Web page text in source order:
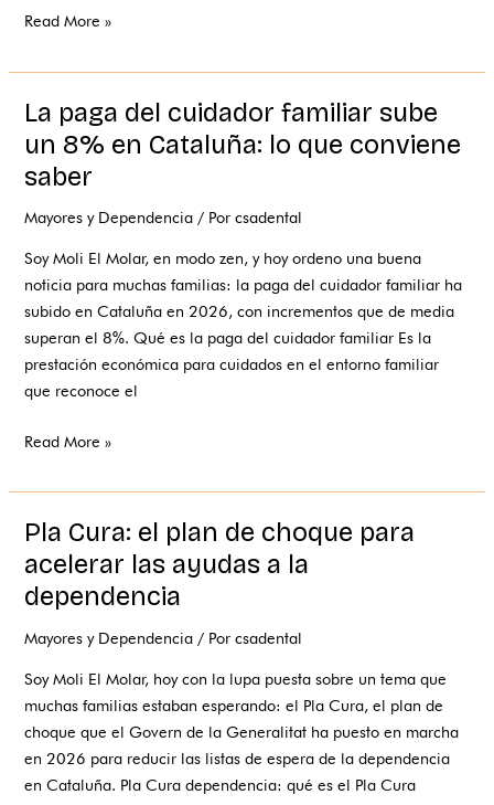
Read More »
La paga del cuidador familiar sube
un 8% en Cataluña: lo que conviene
saber
Mayores y Dependencia / Porcsadental
Soy Moli El Molar, en modo zen, y hoy ordeno una buena
noticia para muchas familias: la paga del cuidador familiar ha
subido en Cataluña en 2026, con incrementos que de media
superan el 8%. Qué es la paga del cuidador familiar Es la
prestación económica para cuidados en el entorno familiar
que reconoce el
La
paga
cuidador
familiar
un
8%
en
Cataluña:
lo
que
saber
Read More »
Pla Cura: el plan de choque para
acelerar las ayudas a la
dependencia
Mayores y Dependencia / Porcsadental
Soy Moli El Molar, hoy con la lupa puesta sobre un tema que
muchas familias estaban esperando: el Pla Cura, el plan de
choque que el Govern de la Generalitat ha puesto en marcha
en 2026 para reducir las listas de espera de la dependencia
en Cataluña. Pla Cura dependencia: qué es el Pla Cura
Pla
Cura:
plan
de
para
acelerar
las
ayudas
a